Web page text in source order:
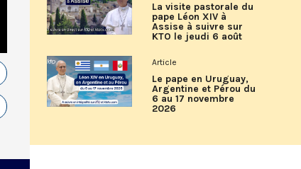
La visite pastorale du
pape Léon XIV à
Assise à suivre sur
KTO le jeudi 6 août
Article
Le pape en Uruguay,
Argentine et Pérou du
6 au 17 novembre
2026